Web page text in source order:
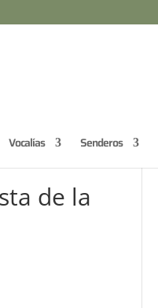
Vocalías Senderos
de la